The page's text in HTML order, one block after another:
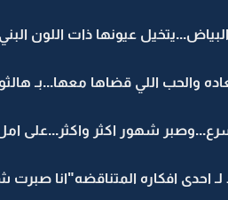
عيونها ذات اللون
والحب اللي قضاها معها...بـ
شهور اكثر واكثر...على
احدى افكاره المتناقضه"انا